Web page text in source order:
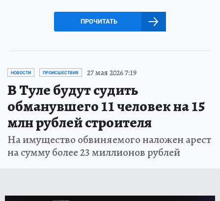
ПРОЧИТАТЬ
НОВОСТИ ПРОИСШЕСТВИЯ 27 мая 2026 7:19
В Туле будут судить
обманувшего 11 человек на 15
млн рублей строителя
На имущество обвиняемого наложен арест
на сумму более 23 миллионов рублей